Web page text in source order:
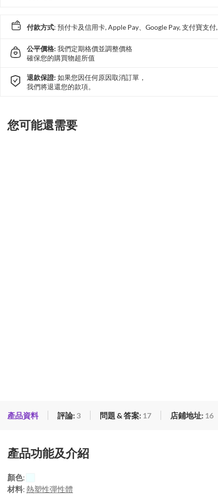
付款方式: 預付卡及信用卡, Apple Pay、Google Pay, 支付寶支
公平價格: 我們定期格價並調整價格
確保您的購買物超所值
退款保證: 如果您因任何原因取消訂單，
我們將退還您的款項。
您可能還需要
產品資料 評論: 3 問題 & 答案: 17 店鋪地址: 16
產品功能及介紹
顏色:
材料: 熱塑性彈性體